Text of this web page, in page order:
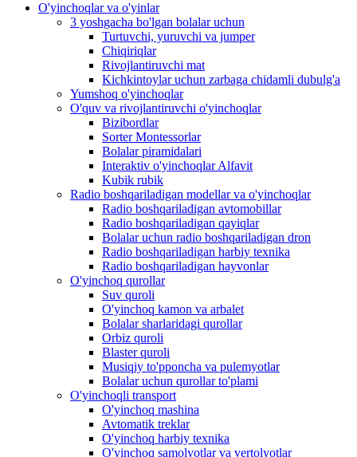
O'yinchoqlar va o'yinlar
3 yoshgacha bo'lgan bolalar uchun
Turtuvchi, yuruvchi va jumper
Chiqiriqlar
Rivojlantiruvchi mat
Kichkintoylar uchun zarbaga chidamli dubulg'a
Yumshoq o'yinchoqlar
O'quv va rivojlantiruvchi o'yinchoqlar
Bizibordlar
Sorter Montessorlar
Bolalar piramidalari
Interaktiv o'yinchoqlar Alfavit
Kubik rubik
Radio boshqariladigan modellar va o'yinchoqlar
Radio boshqariladigan avtomobillar
Radio boshqariladigan qayiqlar
Bolalar uchun radio boshqariladigan dron
Radio boshqariladigan harbiy texnika
Radio boshqariladigan hayvonlar
O'yinchoq qurollar
Suv quroli
O'yinchoq kamon va arbalet
Bolalar sharlaridagi qurollar
Orbiz quroli
Blaster quroli
Musiqiy to'pponcha va pulemyotlar
Bolalar uchun qurollar to'plami
O'yinchoqli transport
O'yinchoq mashina
Avtomatik treklar
O'yinchoq harbiy texnika
O'yinchoq samolyotlar va vertolyotlar